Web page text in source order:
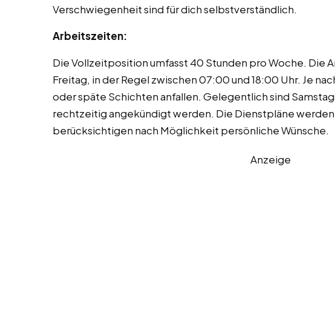
Verschwiegenheit sind für dich selbstverständlich.
Arbeitszeiten:
Die Vollzeitposition umfasst 40 Stunden pro Woche. Die
Freitag, in der Regel zwischen 07:00 und 18:00 Uhr. Je
oder späte Schichten anfallen. Gelegentlich sind
rechtzeitig angekündigt werden. Die Dienstpläne
berücksichtigen nach Möglichkeit persönliche Wünsche.
Anzeige